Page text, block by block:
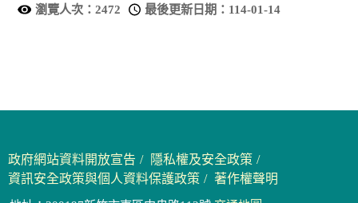
瀏覽人次： 2472 最後更新日期： 114-01-14
政府網站資料開放宣告
隱私權及安全政策
資訊安全政策與個人資料保護政策
著作權聲明